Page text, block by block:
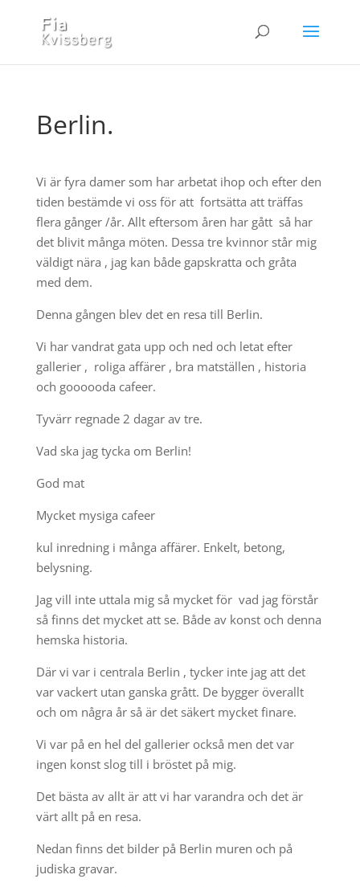
Berlin.
Vi är fyra damer som har arbetat ihop och efter den
tiden bestämde vi oss för att fortsätta att träffas
flera gånger /år. Allt eftersom åren har gått så har
det blivit många möten. Dessa tre kvinnor står mig
väldigt nära , jag kan både gapskratta och gråta
med dem.
Denna gången blev det en resa till Berlin.
Vi har vandrat gata upp och ned och letat efter
gallerier , roliga affärer , bra matställen , historia
och goooooda cafeer.
Tyvärr regnade 2 dagar av tre.
Vad ska jag tycka om Berlin!
God mat
Mycket mysiga cafeer
kul inredning i många affärer. Enkelt, betong,
belysning.
Jag vill inte uttala mig så mycket för vad jag förstår
så finns det mycket att se. Både av konst och denna
hemska historia.
Där vi var i centrala Berlin , tycker inte jag att det
var vackert utan ganska grått. De bygger överallt
och om några år så är det säkert mycket finare.
Vi var på en hel del gallerier också men det var
ingen konst slog till i bröstet på mig.
Det bästa av allt är att vi har varandra och det är
värt allt på en resa.
Nedan finns det bilder på Berlin muren och på
judiska gravar.